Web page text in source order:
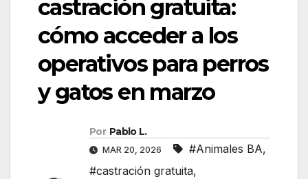
castración gratuita:
cómo acceder a los
operativos para perros
y gatos en marzo
Por Pablo L.
MAR 20, 2026 #Animales BA,
#castración gratuita,